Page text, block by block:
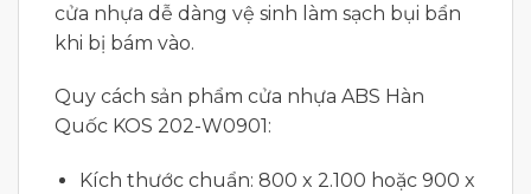
cửa nhựa dễ dàng vệ sinh làm sạch bụi bẩn
khi bị bám vào.
Quy cách sản phẩm cửa nhựa ABS Hàn
Quốc KOS 202-W0901:
Kích thước chuẩn: 800 x 2.100 hoặc 900 x